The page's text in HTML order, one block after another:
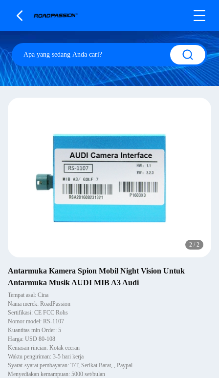
2 / 2
Antarmuka Kamera Spion Mobil Night Vision Untuk
Antarmuka Musik AUDI MIB A3 Audi
Tempat asal: Cina
Nama merek: RoadPassion
Sertifikasi: CE FCC Rohs
Nomor model: RS-1107
Kuantitas min Order: 5
Harga: USD 80-108
Kemasan rincian: Kotak eceran
Waktu pengiriman: 3-5 hari kerja
Syarat-syarat pembayaran: T/T, Serikat Barat, , Paypal
Menyediakan kemampuan: 5000 set/bulan